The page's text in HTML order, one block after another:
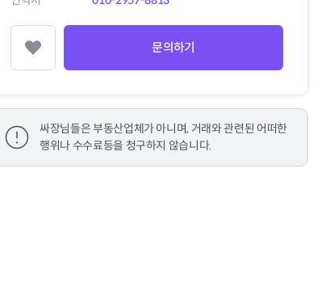
찜하기 문의하기
싸장님들은 부동산업체가 아니며, 거래와 관련된 어떠한
행위나 수수료등을 청구하지 않습니다.